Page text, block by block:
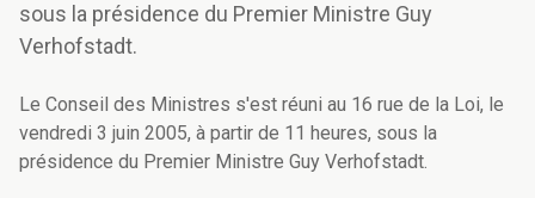
sous la présidence du Premier Ministre Guy
Verhofstadt.
Le Conseil des Ministres s'est réuni au 16 rue de la Loi, le
vendredi 3 juin 2005, à partir de 11 heures, sous la
présidence du Premier Ministre Guy Verhofstadt.